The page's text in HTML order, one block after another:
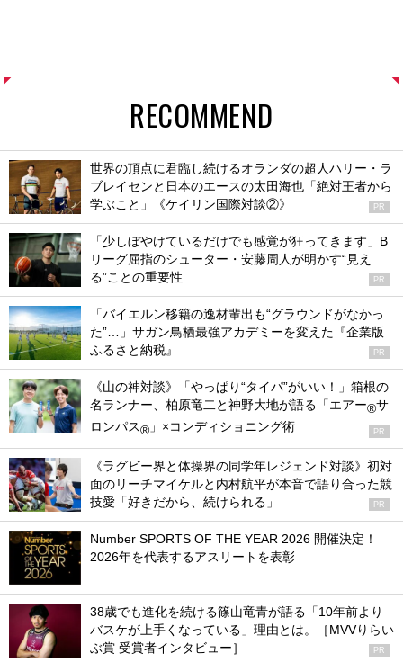
RECOMMEND
世界の頂点に君臨し続けるオランダの超人ハリー・ラ
ブレイセンと日本のエースの太田海也「絶対王者から
学ぶこと」《ケイリン国際対談②》
PR
「少しぼやけているだけでも感覚が狂ってきます」B
リーグ屈指のシューター・安藤周人が明かす“見え
る”ことの重要性
PR
「バイエルン移籍の逸材輩出も“グラウンドがなかっ
た”…」サガン鳥栖最強アカデミーを変えた『企業版
ふるさと納税』
PR
《山の神対談》「やっぱり“タイパ”がいい！」箱根の
名ランナー、柏原竜二と神野大地が語る「エアー®サ
ロンパス® 」×コンディショニング術 PR
《ラグビー界と体操界の同学年レジェンド対談》初対
面のリーチマイケルと内村航平が本音で語り合った競
技愛「好きだから、続けられる」
PR
Number SPORTS OF THE YEAR 2026 開催決定！
2026年を代表するアスリートを表彰
38歳でも進化を続ける篠山竜青が語る「10年前より
バスケが上手くなっている」理由とは。［MVVりらい
ぶ賞 受賞者インタビュー］
PR